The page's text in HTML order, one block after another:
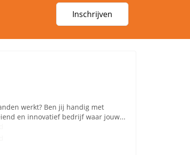
Inschrijven
werkt? Ben jij handig met
en innovatief bedrijf waar jouw...